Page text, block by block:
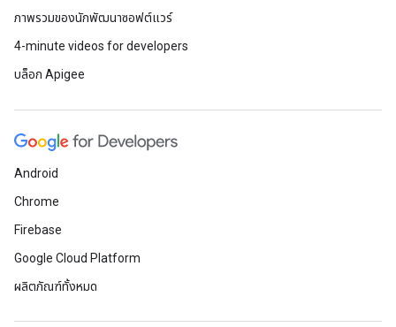
ภาพรวมของนักพัฒนาซอฟต์แวร์
4-minute videos for developers
บล็อก Apigee
Android
Chrome
Firebase
Google Cloud Platform
ผลิตภัณฑ์ทั้งหมด